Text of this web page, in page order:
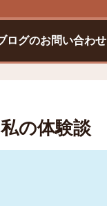
ログのお問い合わせ
の体験談